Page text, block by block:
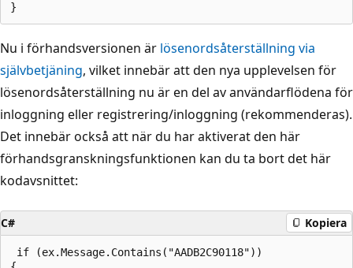
Nu i förhandsversionen är lösenordsåterställning via
självbetjäning, vilket innebär att den nya upplevelsen för
lösenordsåterställning nu är en del av användarflödena för
inloggning eller registrering/inloggning (rekommenderas).
Det innebär också att när du har aktiverat den här
förhandsgranskningsfunktionen kan du ta bort det här
kodavsnittet:
C# Kopiera
if (ex.Message.Contains("AADB2C90118"))